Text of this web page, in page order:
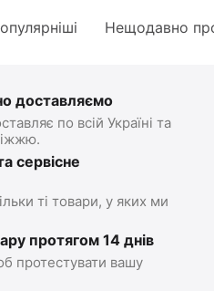
Нещодавно
доставляємо
по всій Україні та
сервісне
ті товари, у яких ми
протягом 14 днів
протестувати вашу